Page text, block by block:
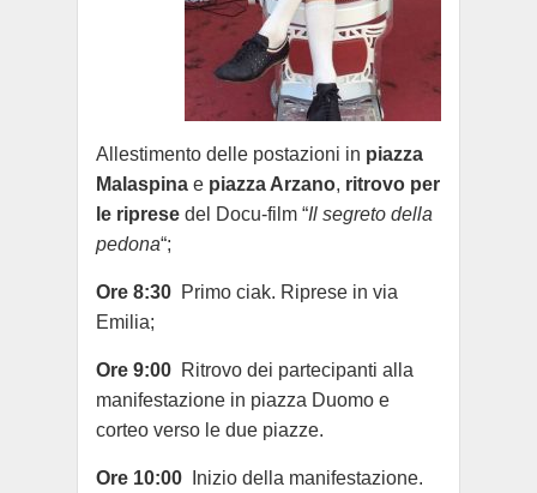
Allestimento delle postazioni in piazza
Malaspina e piazza Arzano, ritrovo per
le riprese del Docu-film “Il segreto della
pedona“;
Ore 8:30 Primo ciak. Riprese in via
Emilia;
Ore 9:00 Ritrovo dei partecipanti alla
manifestazione in piazza Duomo e
corteo verso le due piazze.
Ore 10:00 Inizio della manifestazione.